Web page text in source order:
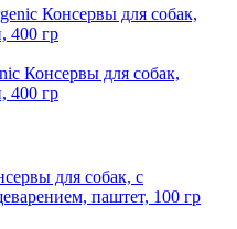
Консервы для собак,
400 гр